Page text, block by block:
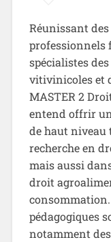
Réunissant
professionnels
spécialistes
vitivinicoles et
MASTER 2
entend offrir
de haut niveau
recherche en
mais aussi
droit
pédagogiques
notamment